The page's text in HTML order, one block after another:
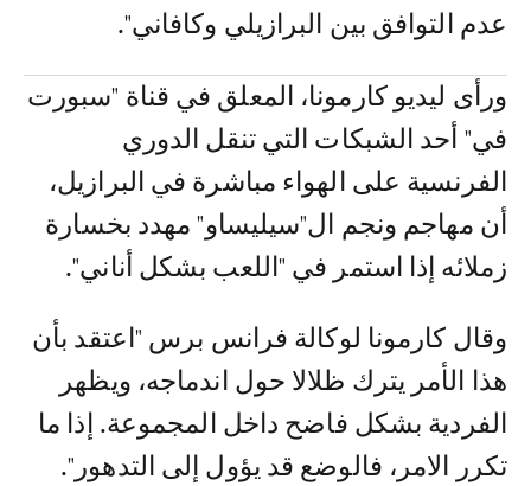
عدم التوافق بين البرازيلي وكافاني".
ورأى ليديو كارمونا، المعلق في قناة "سبورت
في" أحد الشبكات التي تنقل الدوري
الفرنسية على الهواء مباشرة في البرازيل،
أن مهاجم ونجم ال"سيليساو" مهدد بخسارة
زملائه إذا استمر في "اللعب بشكل أناني".
وقال كارمونا لوكالة فرانس برس "اعتقد بأن
هذا الأمر يترك ظلالا حول اندماجه، ويظهر
الفردية بشكل فاضح داخل المجموعة. إذا ما
تكرر الامر، فالوضع قد يؤول إلى التدهور".